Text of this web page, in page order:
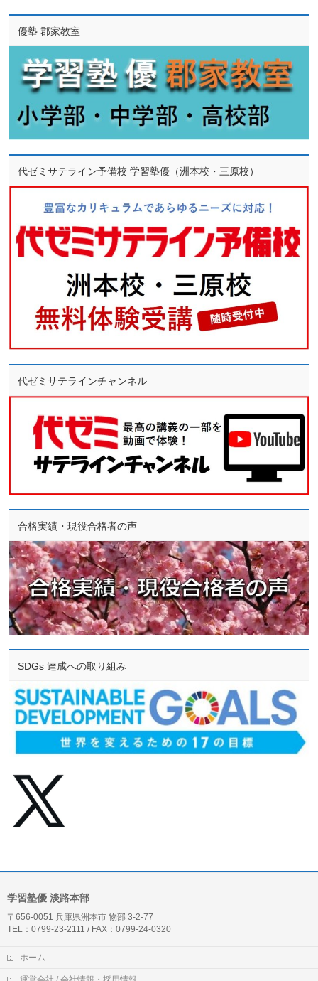
優塾 郡家教室
代ゼミサテライン予備校 学習塾優（洲本校・三原校）
代ゼミサテラインチャンネル
合格実績・現役合格者の声
SDGs 達成への取り組み
学習塾優 淡路本部
〒656-0051 兵庫県洲本市 物部 3-2-77
TEL：0799-23-2111 / FAX：0799-24-0320
ホーム